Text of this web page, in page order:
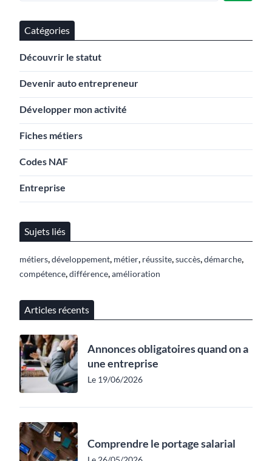
Catégories
Découvrir le statut
Devenir auto entrepreneur
Développer mon activité
Fiches métiers
Codes NAF
Entreprise
Sujets liés
métiers,développement, métier, réussite,succès,démarche,
compétence,différence,amélioration
Articles récents
Annonces obligatoires quand on a
une entreprise
Le 19/06/2026
Comprendre le portage salarial